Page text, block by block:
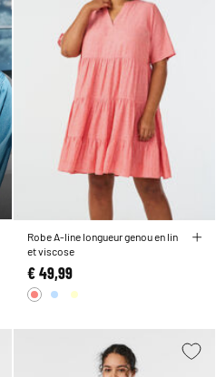
Robe A-line longueur genou en lin
et viscose
€ 49,99